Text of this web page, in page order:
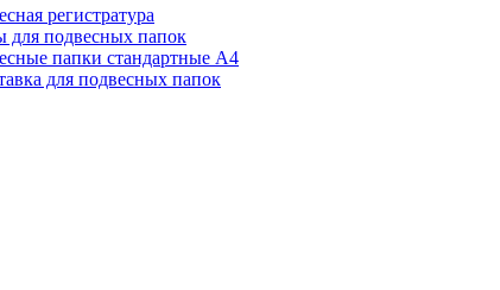
регистратура
для подвесных папок
папки стандартные А4
для подвесных папок